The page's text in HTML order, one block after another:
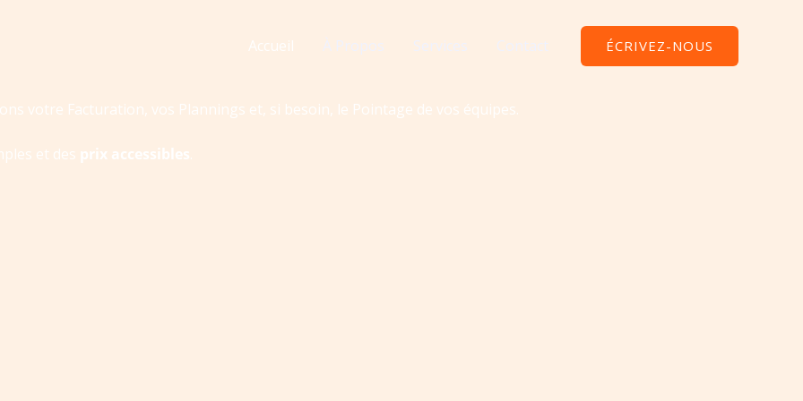
Accueil À Propos Services Contact ÉCRIVEZ-NOUS
votre Facturation, vos Plannings et, si besoin, le Pointage de vos équipes.
et des prix accessibles.